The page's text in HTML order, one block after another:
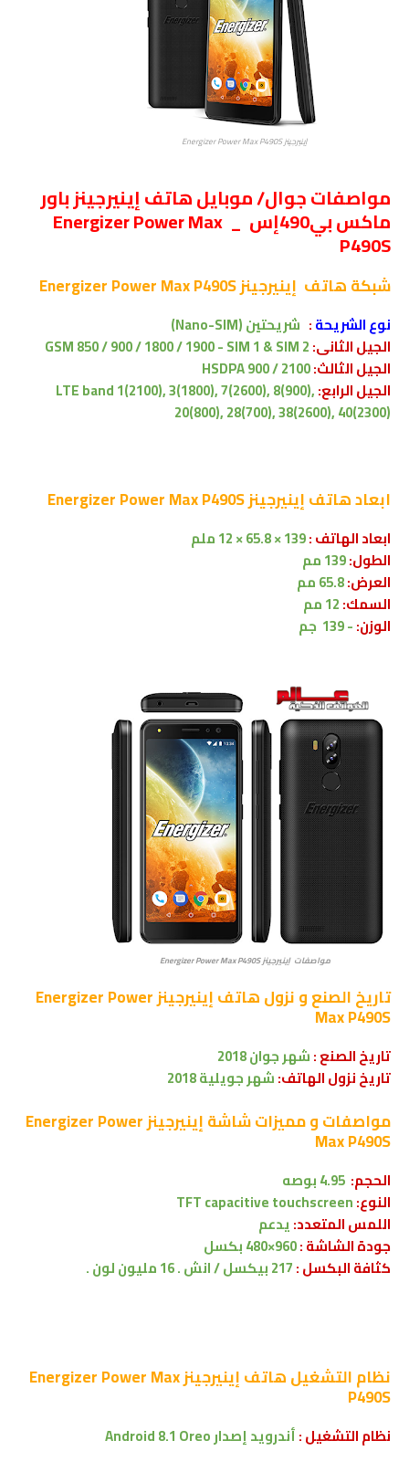
إينيرجينز Energizer Power Max P490S
مواصفات جوال/ موبايل هاتف إينيرجينز باور
ماكس بي490إس _ Energizer Power Max
P490S
شبكةهاتف إينيرجينز Energizer Power Max P490S
نوع الشريحة: شريحتين(Nano-SIM)
الجيل الثانى:GSM 850 / 900 / 1800 / 1900 - SIM 1 & SIM 2
الجيل الثالث:HSDPA 900 / 2100
الجيل الرابع:LTE band 1(2100), 3(1800), 7(2600), 8(900),
20(800), 28(700), 38(2600), 40(2300)
ابعادهاتف إينيرجينز Energizer Power Max P490S
ابعاد الهاتف :139 × 65.8 × 12 ملم
الطول:139 مم
العرض:
السمك:12 مم
الوزن:- 139 جم
مواصفات إينيرجينز Energizer Power Max P490S
تاريخ الصنع و نزول هاتف إينيرجينز Energizer Power
Max P490S
تاريخ الصنع :شهرجوان
تاريخ نزول الهاتف:شهر جويلية 2018
مواصفات و مميزات شاشة إينيرجينز Energizer Power
Max P490S
الحجم:
النوع:TFT capacitive touchscreen
اللمس المتعدد:يدعم
جودة الشاشة :960×480 بكسل
كثافة البكسل :217 بيكسل / انش . 16 مليون لون .
نظام التشغيل هاتف إينيرجينز Energizer Power Max
P490S
نظام التشغيل :أندرويد إصدارAndroid 8.1 Oreo